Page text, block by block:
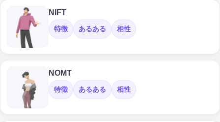
NIFT
特徴 あるある 相性
NOMT
特徴 あるある 相性